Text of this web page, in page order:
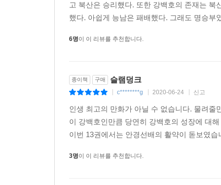
고 북산은 승리했다. 또한 강백호의 존재는
했다. 아쉽게 능남은 패배했다. 그래도 명승
6명이 이 리뷰를 추천합니다.
종이책 구매 슬램덩크
c********g 2020-06-24 신고
인생 최고의 만화가 아닐 수 없습니다. 물려
이 강백호인만큼 당연히 강백호의 성장에 대
이번 13권에서는 안경선배의 활약이 돋보였
3명이 이 리뷰를 추천합니다.